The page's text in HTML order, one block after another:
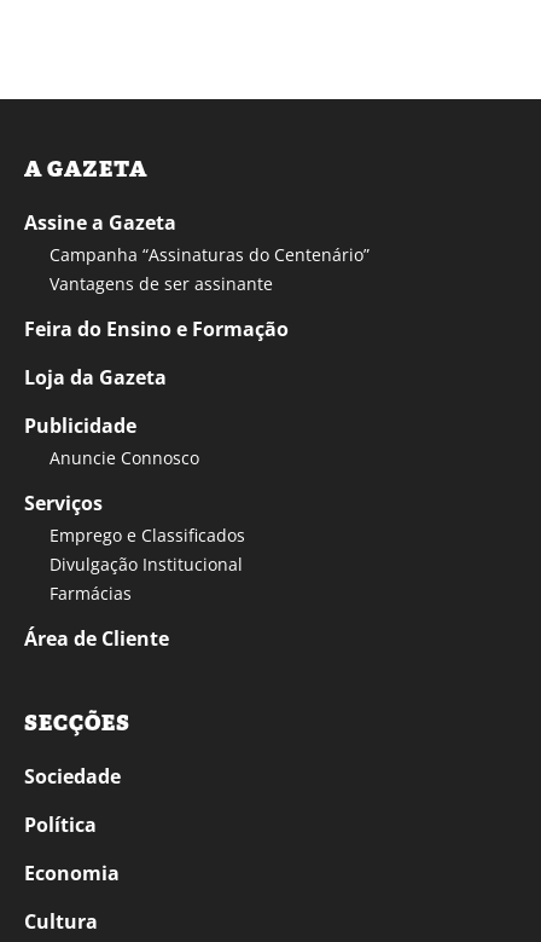
A GAZETA
Assine a Gazeta
Campanha “Assinaturas do Centenário”
Vantagens de ser assinante
Feira do Ensino e Formação
Loja da Gazeta
Publicidade
Anuncie Connosco
Serviços
Emprego e Classificados
Divulgação Institucional
Farmácias
Área de Cliente
SECÇÕES
Sociedade
Política
Economia
Cultura